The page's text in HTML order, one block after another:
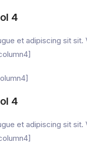
4
et adipiscing sit sit.
4
et adipiscing sit sit.